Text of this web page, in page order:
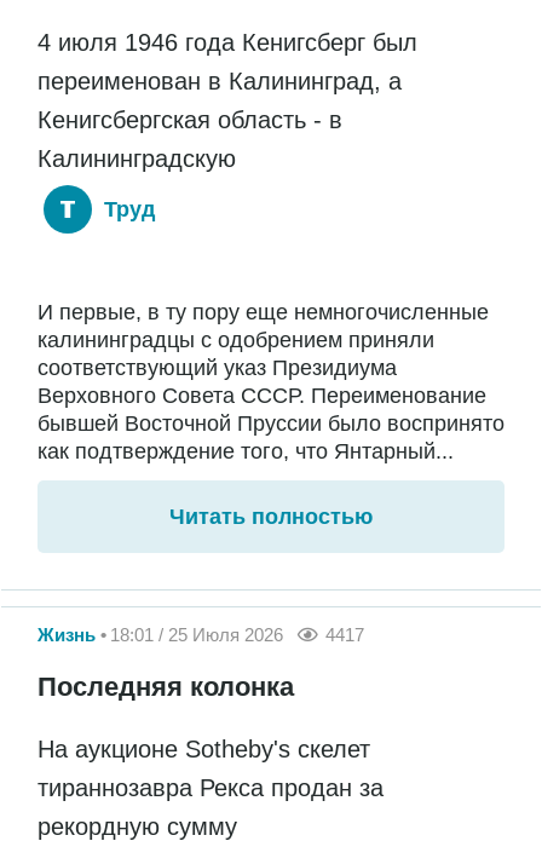
4 июля 1946 года Кенигсберг был
переименован в Калининград, а
Кенигсбергская область - в
Калининградскую
Труд
И первые, в ту пору еще немногочисленные
калининградцы с одобрением приняли
соответствующий указ Президиума
Верховного Совета СССР. Переименование
бывшей Восточной Пруссии было воспринято
как подтверждение того, что Янтарный...
Читать полностью
Жизнь 18:01 / 25 Июля 2026 4417
Последняя колонка
На аукционе Sotheby's скелет
тираннозавра Рекса продан за
рекордную сумму